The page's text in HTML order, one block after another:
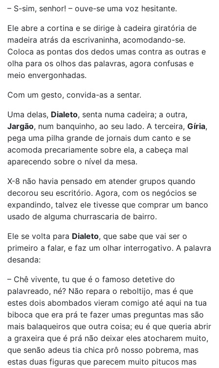
– S-sim, senhor! – ouve-se uma voz hesitante.
Ele abre a cortina e se dirige à cadeira giratória de
madeira atrás da escrivaninha, acomodando-se.
Coloca as pontas dos dedos umas contra as outras e
olha para os olhos das palavras, agora confusas e
meio envergonhadas.
Com um gesto, convida-as a sentar.
Uma delas, Dialeto, senta numa cadeira; a outra,
Jargão, num banquinho, ao seu lado. A terceira, Gíria,
pega uma pilha grande de jornais dum canto e se
acomoda precariamente sobre ela, a cabeça mal
aparecendo sobre o nível da mesa.
X-8 não havia pensado em atender grupos quando
decorou seu escritório. Agora, com os negócios se
expandindo, talvez ele tivesse que comprar um banco
usado de alguma churrascaria de bairro.
Ele se volta para Dialeto, que sabe que vai ser o
primeiro a falar, e faz um olhar interrogativo. A palavra
desanda:
– Chê vivente, tu que é o famoso detetive do
palavreado, né? Não repara o reboltijo, mas é que
estes dois abombados vieram comigo até aqui na tua
biboca que era prá te fazer umas preguntas mas são
mais balaqueiros que outra coisa; eu é que queria abrir
a graxeira que é prá não deixar eles atocharem muito,
que senão adeus tia chica prô nosso pobrema, mas
estas duas figuras que parecem muito pitucos mas